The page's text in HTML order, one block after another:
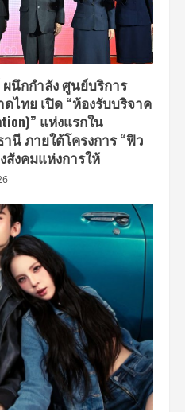
นึกกำลัง ศูนย์บริการ
ไทย เปิด “ห้องรับบริจาค
แห่งแรกใน
นี ภายใต้โครงการ “ฟิว
สังคมแห่งการให้